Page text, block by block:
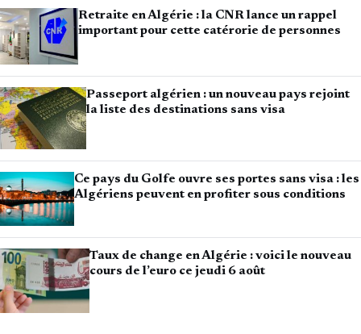
Retraite en Algérie : la CNR lance un rappel
important pour cette catérorie de personnes
Passeport algérien : un nouveau pays rejoint
la liste des destinations sans visa
Ce pays du Golfe ouvre ses portes sans visa : les
Algériens peuvent en profiter sous conditions
Taux de change en Algérie : voici le nouveau
cours de l’euro ce jeudi 6 août